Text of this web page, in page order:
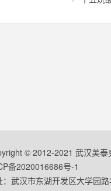
© 2012-2021 武汉美泰
备2020016686号-1
：武汉市东湖开发区大学园